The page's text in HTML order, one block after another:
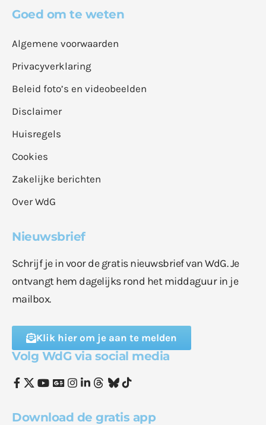
Goed om te weten
Algemene voorwaarden
Privacyverklaring
Beleid foto’s en videobeelden
Disclaimer
Huisregels
Cookies
Zakelijke berichten
Over WdG
Nieuwsbrief
Schrijf je in voor de gratis nieuwsbrief van WdG. Je
ontvangt hem dagelijks rond het middaguur in je
mailbox.
Klik hier om je aan te melden
Volg WdG via social media
Download de gratis app